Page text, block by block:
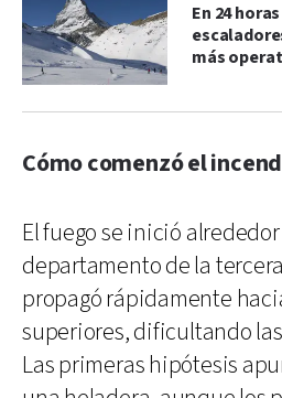
En 24
más
Cómo comenzó el
El fuego se inició
departamento de la
propagó rápidamente
superiores, dificultando
Las primeras hipótesis